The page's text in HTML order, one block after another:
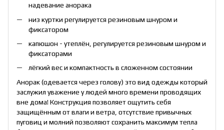
надевание анорака
низ куртки регулируется резиновым шнуром и
фиксатором
капюшон - утеплён, регулируется резиновым шнуром и
фиксаторами
лёгкий вес и компактность в сложенном состоянии
Анорак (одевается через голову) это вид одежды который
заслужил уважение у людей много времени проводящих
вне дома! Конструкция позволяет ощутить себя
защищённым от влаги и ветра, отсутствие привычных
пуговиц и молний позволяют сохранить максимум тепла